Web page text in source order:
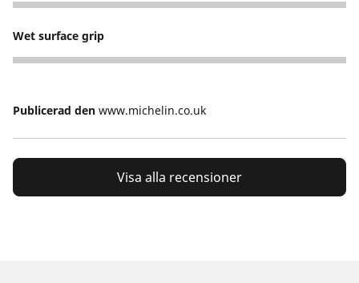
2
Wet surface grip
2
Publicerad den www.michelin.co.uk
Visa alla recensioner